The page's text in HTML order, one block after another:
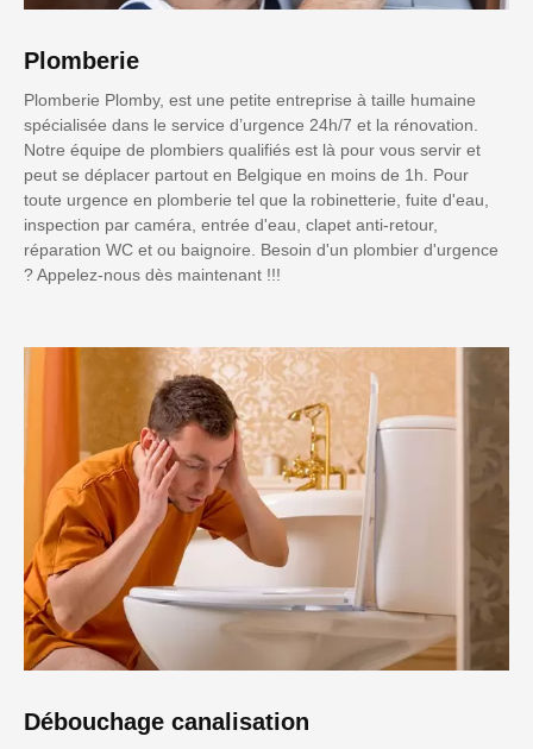
Plomberie
Plomberie Plomby, est une petite entreprise à taille humaine
spécialisée dans le service d’urgence 24h/7 et la rénovation.
Notre équipe de plombiers qualifiés est là pour vous servir et
peut se déplacer partout en Belgique en moins de 1h. Pour
toute urgence en plomberie tel que la robinetterie, fuite d'eau,
inspection par caméra, entrée d'eau, clapet anti-retour,
réparation WC et ou baignoire. Besoin d'un plombier d'urgence
? Appelez-nous dès maintenant !!!
Débouchage canalisation